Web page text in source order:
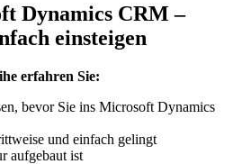
Dynamics CRM –
einsteigen
erfahren Sie:
bevor Sie ins Microsoft Dynamics
und einfach gelingt
aufgebaut ist